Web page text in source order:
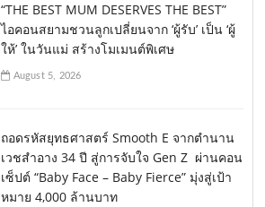
“THE BEST MUM DESERVES THE BEST”
ไอคอนสยามชวนลูกเปลี่ยนจาก ‘ผู้รับ’ เป็น ‘ผู้
ให้’ ในวันแม่ สร้างโมเมนต์พิเศษ
August 5, 2026
ถอดรหัสยุทธศาสตร์ Smooth E จากตำนาน
เวชสำอาง 34 ปี สู่การจับใจ Gen Z ผ่านคอน
เซ็ปต์ “Baby Face – Baby Fierce” มุ่งสู่เป้า
หมาย 4,000 ล้านบาท